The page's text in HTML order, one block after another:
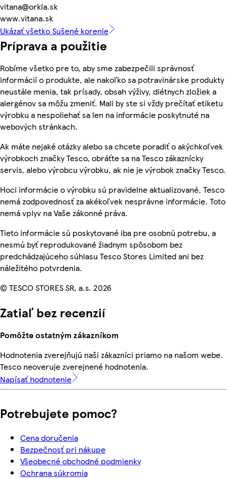
vitana@orkla.sk
www.vitana.sk
Ukázať všetko Sušené korenie
Príprava a použitie
Robíme všetko pre to, aby sme zabezpečili správnosť
informácií o produkte, ale nakoľko sa potravinárske produkty
neustále menia, tak prísady, obsah výživy, diétnych zložiek a
alergénov sa môžu zmeniť. Mali by ste si vždy prečítať etiketu
výrobku a nespoliehať sa len na informácie poskytnuté na
webových stránkach.
Ak máte nejaké otázky alebo sa chcete poradiť o akýchkoľvek
výrobkoch značky Tesco, obráťte sa na Tesco zákaznícky
servis, alebo výrobcu výrobku, ak nie je výrobok značky Tesco.
Hoci informácie o výrobku sú pravidelne aktualizované, Tesco
nemá zodpovednosť za akékoľvek nesprávne informácie. Toto
nemá vplyv na Vaše zákonné práva.
Tieto informácie sú poskytované iba pre osobnú potrebu, a
nesmú byť reprodukované žiadnym spôsobom bez
predchádzajúceho súhlasu Tesco Stores Limited ani bez
náležitého potvrdenia.
© TESCO STORES SR, a.s. 2026
Zatiaľ bez recenzií
Pomôžte ostatným zákazníkom
Hodnotenia zverejňujú naši zákazníci priamo na našom webe.
Tesco neoveruje zverejnené hodnotenia.
Napísať hodnotenie
Potrebujete pomoc?
Cena doručenia
Bezpečnosť pri nákupe
Všeobecné obchodné podmienky
Ochrana súkromia